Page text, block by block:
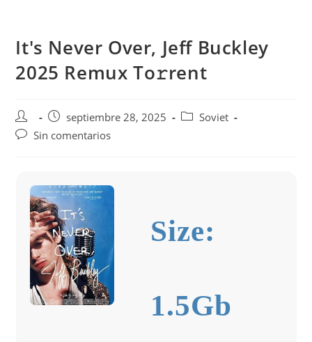
contenido
It's Never Over, Jeff Buckley
2025 Remux To𝚛rent
Autor
de
Publicación
de
septiembre 28, 2025
Categoría
Soviet
Comentarios
Sin comentarios
Size:
1.5Gb